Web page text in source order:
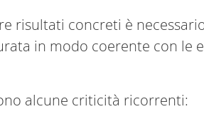
risultati concreti è
in modo coerente con le
alcune criticità ricorrenti: